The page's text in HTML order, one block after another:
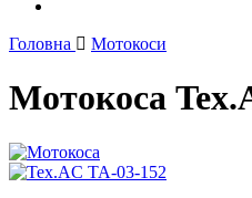
Головна Мотокоси
Мотокоса